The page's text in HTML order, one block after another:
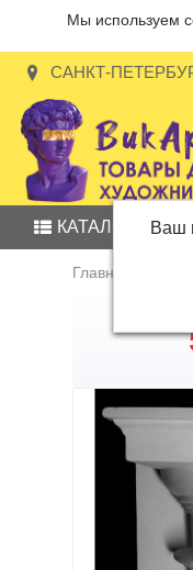
Мы используем
САНКТ-
Ваш
КАТАЛОГ
Главная